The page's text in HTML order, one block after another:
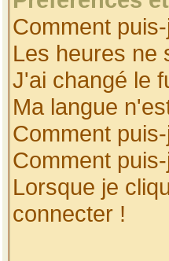
Comment
Les heures ne
J'ai changé le
Ma langue
Comment
Comment
Lorsque je
connecter !